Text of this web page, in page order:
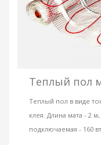
Теплый пол
Теплый пол в виде
клея. Длина мата - 2
подключаемая - 160 вт